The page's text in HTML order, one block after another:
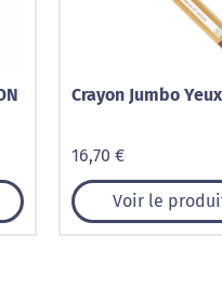
Crayon Jumbo Yeux
16,70 €
Voir le